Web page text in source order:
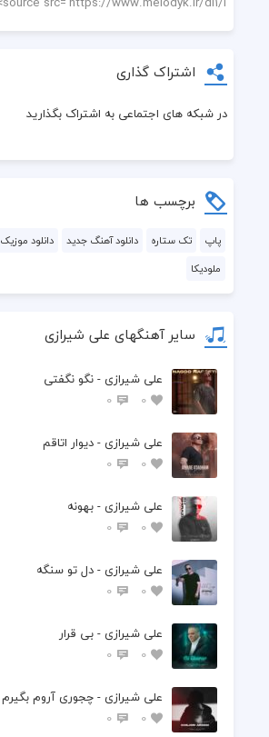
اشتراک گذاری
در شبکه های اجتماعی به اشتراک بگذارید
برچسب ها
پاپ تک ستاره دانلود آهنگ جدید دانلود موزیک
ملودیکا
سایر آهنگهای علی شیرازی
علی شیرازی - نگو نگفتی
0
0
علی شیرازی - دیوار اتاقم
0
0
علی شیرازی - بهونه
0
0
علی شیرازی - دل تو سنگه
0
0
علی شیرازی - بی قرار
0
0
علی شیرازی - چجوری آروم بگیرم
0
0